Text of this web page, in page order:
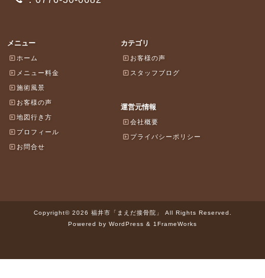
メニュー
ホーム
メニュー料金
施術風景
お客様の声
地図行き方
プロフィール
お問合せ
カテゴリ
お客様の声
スタッフブログ
運営元情報
会社概要
プライバシーポリシー
Copyright© 2026 福井市「まえだ接骨院」 All Rights Reserved.
Powered by WordPress & 1FrameWorks